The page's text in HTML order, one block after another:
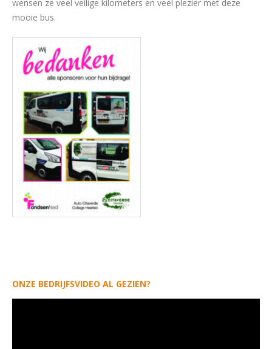
wensen ze veel veilige kilometers en veel plezier met deze
mooie bus.
ONZE BEDRIJFSVIDEO AL GEZIEN?